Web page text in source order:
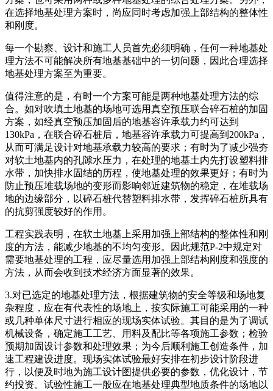
在选择地基处理方案时，尚应同时考虑加强上部结构的整体性
和刚度。
每一个勘察、设计和施工人员首先必须明确，任何一种地基处
理方法不可能解决所有地基基础中的一切问题，因此合理选择
地基处理方案至为重要。
值得注意的是，有时一个方案可能是两种地基处理方法的综
合。如对吹填土地基的场地可选用真空预压联合碎石桩的加固
方案，如经真空预压加固后的地基容许承载力约可达到
130kPa，在联合碎石桩后，地基容许承载力可提高到200kPa，
从而可满足设计对地基承载力较高的要求；有时为了减少强夯
对软土地基内的孔隙水压力，在处理的地基土内先打设塑料排
水带，加快排水固结的历程，使地基处理的效果更好；有时为
防止预压堆载场地的变形而影响邻近建筑物的稳定，在堆载场
地的边缘部分，以碎石桩代替塑料排水带，发挥碎石桩所具有
的抗剪强度较好的作用。
工程实践表明，在软土地基上采用加强上部结构的整体性和刚
度的方法，能减少地基的不均匀变形。因此规范P-2中规定对
需要地基处理的工程，应尽量选用加强上部结构刚度和强度的
方法，从而会收到技术经济方面显著的效果。
3.对已选定的地基处理方法，根据建筑物的安全等级和场地复
杂程度，应在有代表性的场地上，按实际施工可能采用的一种
或几种单体尺寸进行相应的现场实体试验。其目的是为了调试
机械设备，确定施工工艺、用料及配比等各项施工参数；检验
预期加固设计参数和处理效果；为今后顺利施工创造条件，加
速工程建设进度。现场实体试验最好安排在初步设计阶段进
行，以便及时地为施工设计图提供必要的参数，优化设计，节
约投资。试验性施工一般应在地基处理典型地质条件的场地以